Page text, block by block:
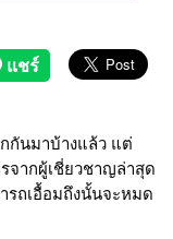
กันมาบ้างแล้ว แต่
ากผู้เชี่ยวชาญล่าสุด
ถเอื้อมถึงนั้นจะหมด